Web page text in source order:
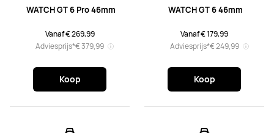
WATCH GT 6 Pro 46mm
Vanaf € 269,99
Adviesprijs*€ 379,99
Koop
WATCH GT 6 46mm
Vanaf € 179,99
Adviesprijs*€ 249,99
Koop